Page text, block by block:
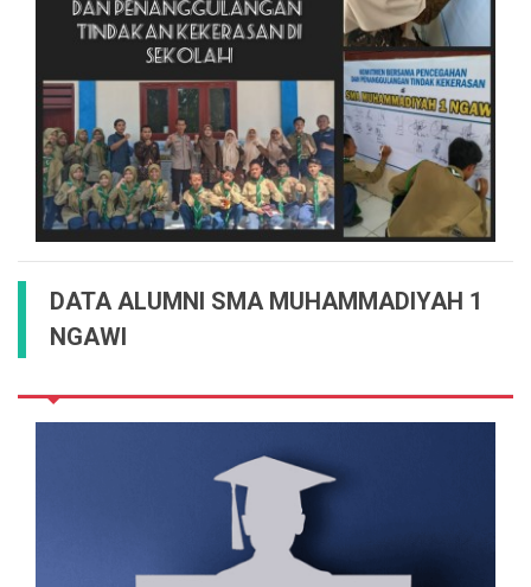
DATA ALUMNI SMA MUHAMMADIYAH 1
NGAWI